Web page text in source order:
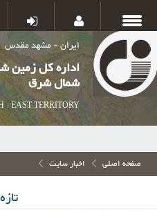
ایران - مشهد مقدس
اداره کل زمین
شمال شرق
- EAST TERRITORY
صفحه اصلی اخبار سایت